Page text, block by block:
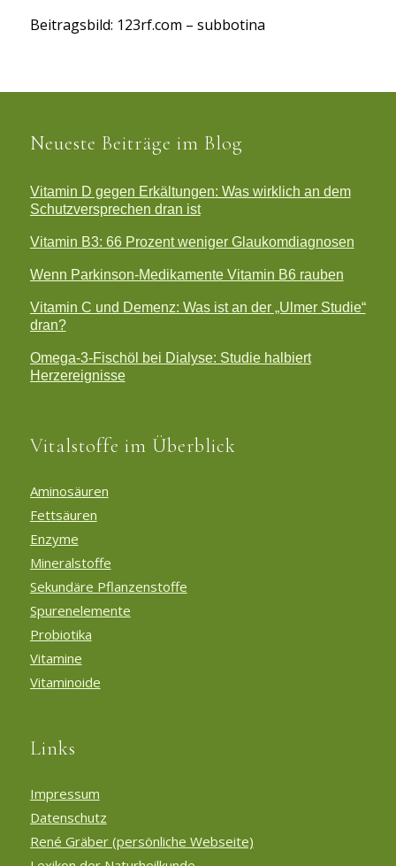
Beitragsbild: 123rf.com – subbotina
Neueste Beiträge im Blog
Vitamin D gegen Erkältungen: Was wirklich an dem
Schutzversprechen dran ist
Vitamin B3: 66 Prozent weniger Glaukomdiagnosen
Wenn Parkinson-Medikamente Vitamin B6 rauben
Vitamin C und Demenz: Was ist an der „Ulmer Studie“
dran?
Omega-3-Fischöl bei Dialyse: Studie halbiert
Herzereignisse
Vitalstoffe im Überblick
Aminosäuren
Fettsäuren
Enzyme
Mineralstoffe
Sekundäre Pflanzenstoffe
Spurenelemente
Probiotika
Vitamine
Vitaminoide
Links
Impressum
Datenschutz
René Gräber (persönliche Webseite)